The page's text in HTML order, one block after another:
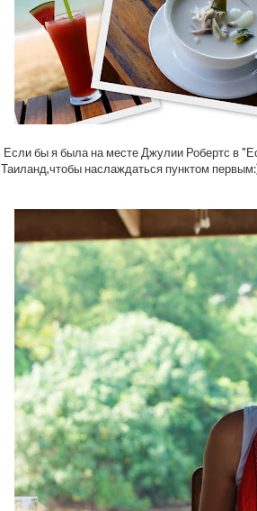
Если бы я была на месте Джулии Робертс в
Таиланд,чтобы наслаждаться пунктом